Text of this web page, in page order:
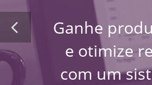
Ganhe
e otimize
com um